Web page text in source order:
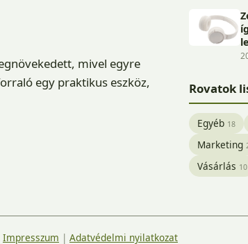
mivel egyre
egy praktikus eszköz,
Rovatok
Egyéb 18
Marketing
Vásárlás 10
Impresszum | Adatvédelmi nyilatkozat